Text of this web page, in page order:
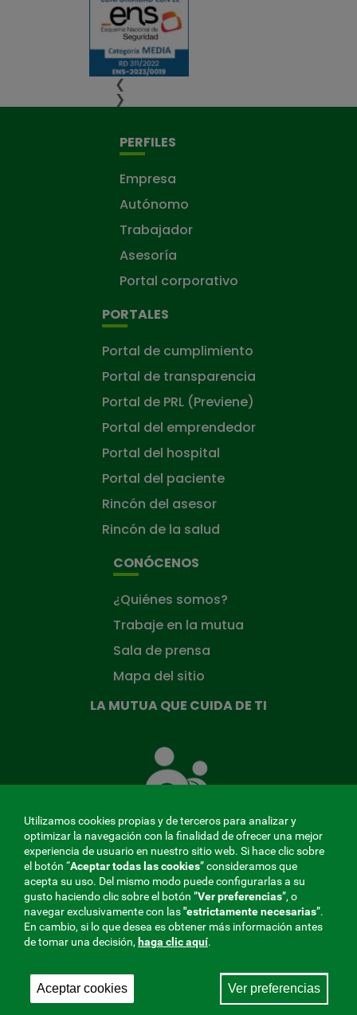
❮
❯
PERFILES
Empresa
Autónomo
Trabajador
Asesoría
Portal corporativo
PORTALES
Portal de cumplimiento
Portal de transparencia
Portal de PRL (Previene)
Portal del emprendedor
Portal del hospital
Portal del paciente
Rincón del asesor
Rincón de la salud
CONÓCENOS
¿Quiénes somos?
Trabaje en la mutua
Sala de prensa
Mapa del sitio
LA MUTUA QUE CUIDA DE TI
Mutua
que
ti
MENÚ
REDES
SOCIALES
V20
Aviso legal|Privacidad
Mutua Colaboradora con la Seguridad Social, 275.
Utilizamos cookies propias y de terceros para analizar y
optimizar la navegación con la finalidad de ofrecer una mejor
experiencia de usuario en nuestro sitio web. Si hace clic sobre
el botón “Aceptar todas las cookies” consideramos que
acepta su uso. Del mismo modo puede configurarlas a su
gusto haciendo clic sobre el botón ”Ver preferencias”, o
navegar exclusivamente con las"estrictamentenecesarias”.
En cambio, si lo que desea es obtener más información antes
de tomar una decisión, haga clic aquí.
Aceptar cookies Ver preferencias